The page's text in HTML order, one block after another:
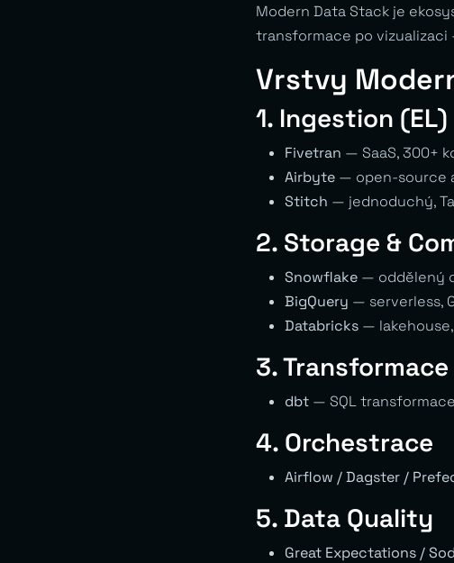
Modern Data Stack je
transformace po
Vrstvy
1. Ingestion (EL)
Fivetran — SaaS, 300+
Airbyte — open-source
Stitch — jednoduchý,
2. Storage &
Snowflake — oddělený
BigQuery — serverless,
Databricks —
3. Transformace
dbt — SQL
4. Orchestrace
Airflow / Dagster /
5. Data Quality
Great Expectations /